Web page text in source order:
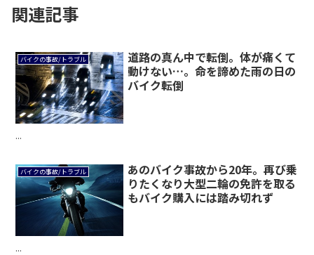
関連記事
バイクの事故/トラブル
道路の真ん中で転倒。体が痛くて
動けない…。命を諦めた雨の日の
バイク転倒
...
バイクの事故/トラブル
あのバイク事故から20年。再び乗
りたくなり大型二輪の免許を取る
もバイク購入には踏み切れず
...